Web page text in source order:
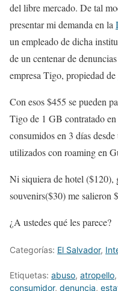
del libre mercado. De tal
presentar mi demanda en la
un empleado de dicha
de un centenar de
empresa Tigo, propiedad de
Con esos $455 se pueden
Tigo de 1 GB contratado
consumidos en 3 días
utilizados con roaming en
Ni siquiera de hotel ($120),
souvenirs($30) me salieron
¿A ustedes qué les parece?
Categorías: El Salvador,
Etiquetas: abuso, atropello,
consumidor, denuncia,